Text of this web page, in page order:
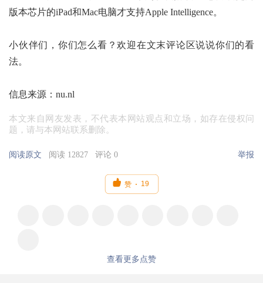
版本芯片的iPad和Mac电脑才支持Apple Intelligence。
小伙伴们，你们怎么看？欢迎在文末评论区说说你们的看
法。
信息来源：nu.nl
本文来自网友发表，不代表本网站观点和立场，如存在侵权问
题，请与本网站联系删除。
阅读原文 阅读 12827 评论 0 举报
 赞 19
查看更多点赞